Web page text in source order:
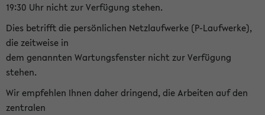
19:30 Uhr nicht zur Verfügung stehen.
Dies betrifft die persönlichen Netzlaufwerke (P-Laufwerke),
die zeitweise in
dem genannten Wartungsfenster nicht zur Verfügung
stehen.
Wir empfehlen Ihnen daher dringend, die Arbeiten auf den
zentralen